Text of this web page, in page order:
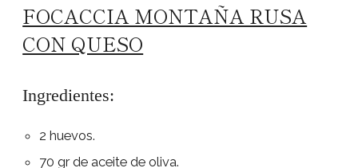
FOCACCIA MONTAÑA RUSA
CON QUESO
Ingredientes:
2 huevos.
70 gr de aceite de oliva.